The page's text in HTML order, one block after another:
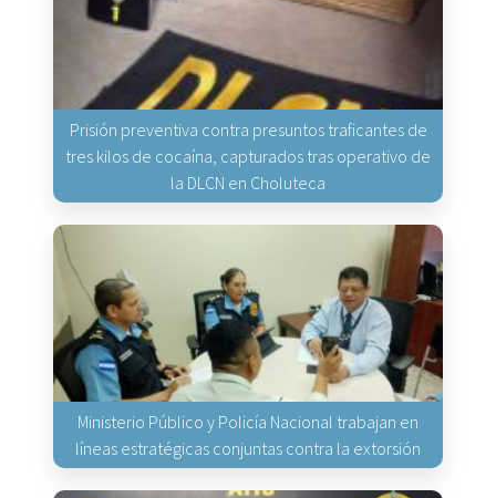
Prisión preventiva contra presuntos traficantes de
tres kilos de cocaína, capturados tras operativo de
la DLCN en Choluteca
Ministerio Público y Policía Nacional trabajan en
líneas estratégicas conjuntas contra la extorsión